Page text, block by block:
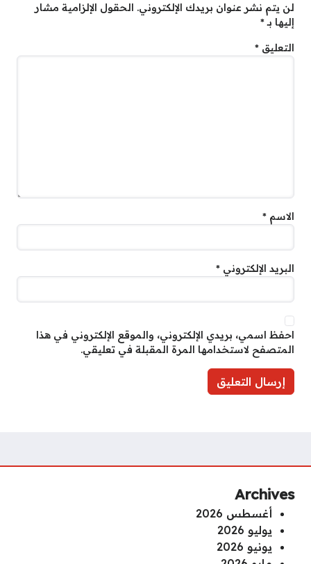
لن يتم نشر عنوان بريدك الإلكتروني. الحقول الإلزامية مشار
إليها بـ*
التعليق *
الاسم *
البريد الإلكتروني *
احفظ اسمي، بريدي الإلكتروني، والموقع الإلكتروني في هذا
المتصفح لاستخدامها المرة المقبلة في تعليقي.
Archives
أغسطس 2026
يوليو 2026
يونيو 2026